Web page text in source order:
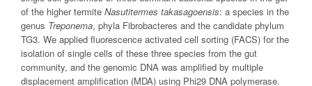
of the higher termite Nasutitermes takasagoensis: a species in the
genus Treponema, phyla Fibrobacteres and the candidate phylum
TG3. We applied fluorescence activated cell sorting (FACS) for the
isolation of single cells of these three species from the gut
community, and the genomic DNA was amplified by multiple
displacement amplification (MDA) using Phi29 DNA polymerase.